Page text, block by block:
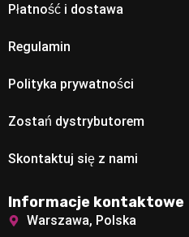
Płatność i dostawa
Regulamin
Polityka prywatności
Zostań dystrybutorem
Skontaktuj się z nami
Informacje kontaktowe
Warszawa, Polska